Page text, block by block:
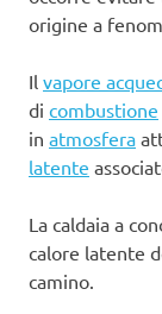
origine a
Il vapore
di combustione
in atmosfera
latente
La caldaia a
calore latente
camino.